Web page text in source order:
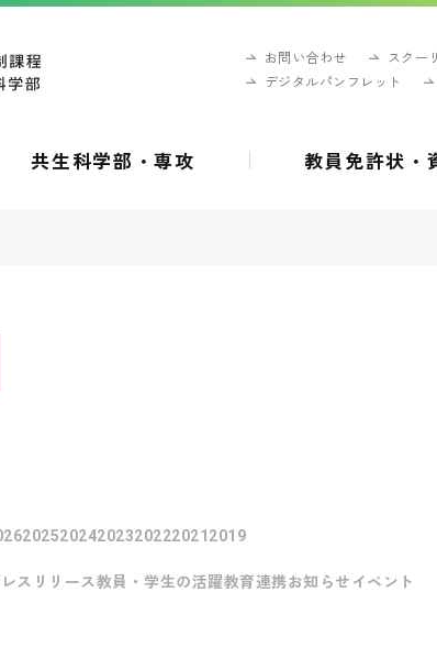
お問い合わせ スクー
デジタルパンフレット
共生科学部・専攻 教員免許状・
20252024202320222021 2019
スリリース教員・学生の活躍教育連携お知らせ イベント